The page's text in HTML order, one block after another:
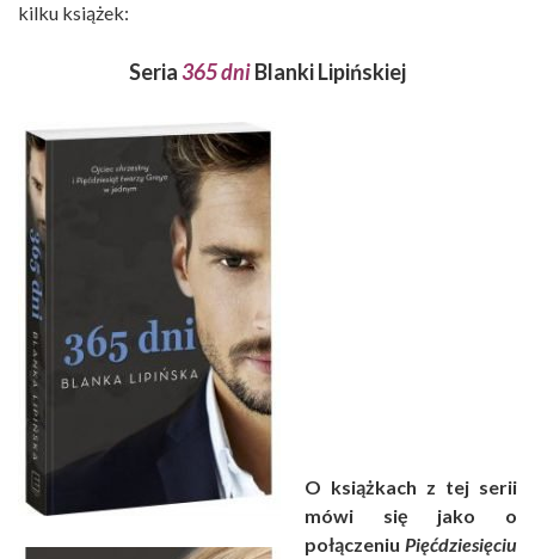
kilku książek:
Seria365 dniBlanki Lipińskiej
O książkach z tej serii
mówi się jako o
połączeniu Pięćdziesięciu